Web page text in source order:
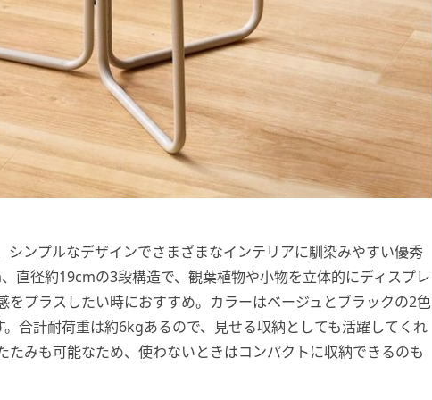
シンプルなデザインでさまざまなインテリアに馴染みやすい優秀
直径約19cmの3段構造で、観葉植物や小物を立体的にディスプレ
をプラスしたい時におすすめ。カラーはベージュとブラックの2色
合計耐荷重は約6kgあるので、見せる収納としても活躍してくれ
たみも可能なため、使わないときはコンパクトに収納できるのも